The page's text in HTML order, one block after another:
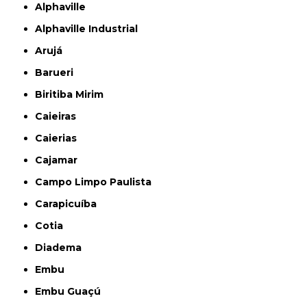
Alphaville
Alphaville Industrial
Arujá
Barueri
Biritiba Mirim
Caieiras
Caierias
Cajamar
Campo Limpo Paulista
Carapicuíba
Cotia
Diadema
Embu
Embu Guaçú